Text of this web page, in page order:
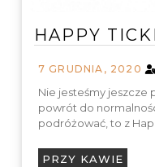
HAPPY
7 GRUDNIA, 2020
Nie jesteśmy jeszcze
powrót do
podróżować, to z
PRZY KAWIE